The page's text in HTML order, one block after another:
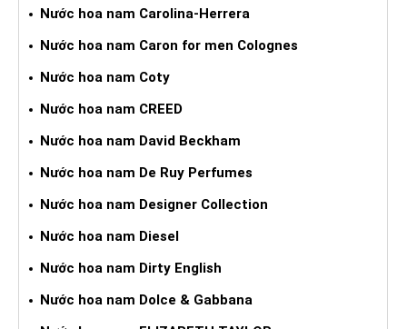
Nước hoa nam Carolina-Herrera
Nước hoa nam Caron for men Colognes
Nước hoa nam Coty
Nước hoa nam CREED
Nước hoa nam David Beckham
Nước hoa nam De Ruy Perfumes
Nước hoa nam Designer Collection
Nước hoa nam Diesel
Nước hoa nam Dirty English
Nước hoa nam Dolce & Gabbana